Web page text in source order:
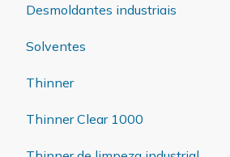
Desmoldantes industriais
Solventes
Thinner
Thinner Clear 1000